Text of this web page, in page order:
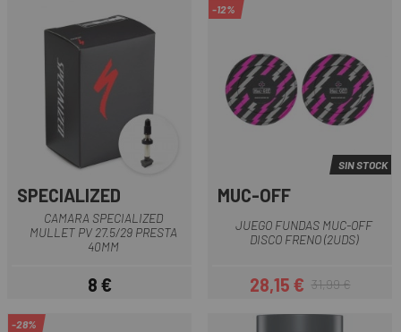
SPECIALIZED
CAMARA SPECIALIZED
MULLET PV 27.5/29 PRESTA
40MM
Precio
8 €
-12%
SIN STOCK
MUC-OFF
JUEGO FUNDAS MUC-OFF
DISCO FRENO (2UDS)
Precio
28,15 €Precio regular
31,99 €
-28%